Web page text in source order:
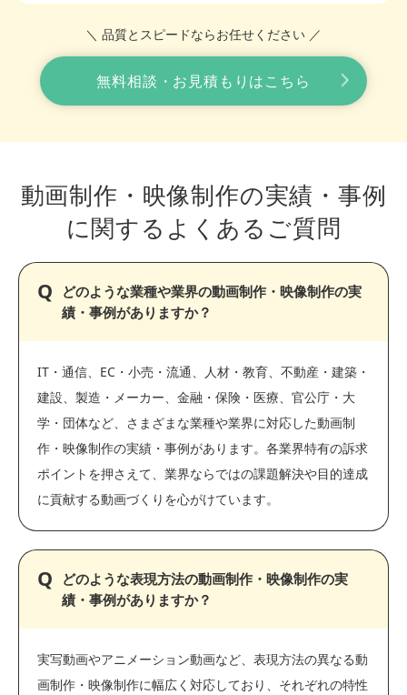
＼ 品質とスピードならお任せください ／
無料相談・お見積もりはこちら
動画制作・映像制作の実績・事例
に関する よくあるご質問
どのような業種や業界の動画制作・映像制作の実
績・事例がありますか？
IT・通信、EC・小売・流通、人材・教育、不動産・建築・
建設、製造・メーカー、金融・保険・医療、官公庁・大
学・団体など、さまざまな業種や業界に対応した動画制
作・映像制作の実績・事例があります。各業界特有の訴求
ポイントを押さえて、業界ならではの課題解決や目的達成
に貢献する動画づくりを心がけています。
どのような表現方法の動画制作・映像制作の実
績・事例がありますか？
実写動画やアニメーション動画など、表現方法の異なる動
画制作・映像制作に幅広く対応しており、それぞれの特性